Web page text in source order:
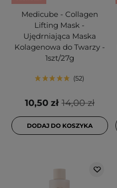
Medicube - Collagen
Lifting Mask -
Ujędrniająca Maska
Kolagenowa do Twarzy -
1szt/27g
52
14,00 zł
10,50 zł
DODAJ DO KOSZYKA